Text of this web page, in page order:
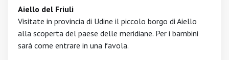
Aiello del Friuli
Visitate in provincia di Udine il piccolo borgo di Aiello
alla scoperta del paese delle meridiane. Per i bambini
sarà come entrare in una favola.